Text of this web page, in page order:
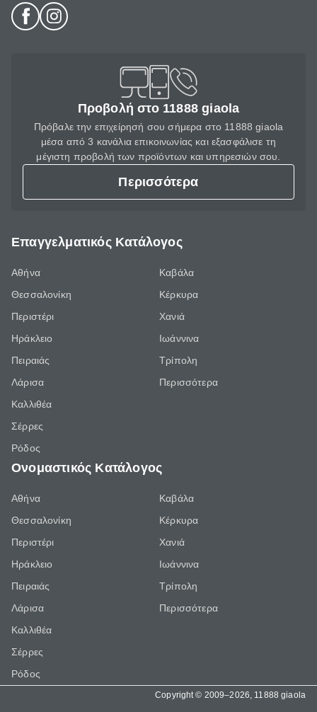
Προβολή στο 11888 giaola
Πρόβαλε την επιχείρησή σου σήμερα στο 11888 giaola
μέσα από 3 κανάλια επικοινωνίας και εξασφάλισε τη
μέγιστη προβολή των προϊόντων και υπηρεσιών σου.
Περισσότερα
Επαγγελματικός Κατάλογος
Αθήνα
Θεσσαλονίκη
Περιστέρι
Ηράκλειο
Πειραιάς
Λάρισα
Καλλιθέα
Σέρρες
Ρόδος
Καβάλα
Κέρκυρα
Χανιά
Ιωάννινα
Τρίπολη
Περισσότερα
Ονομαστικός Κατάλογος
Αθήνα
Θεσσαλονίκη
Περιστέρι
Ηράκλειο
Πειραιάς
Λάρισα
Καλλιθέα
Σέρρες
Ρόδος
Καβάλα
Κέρκυρα
Χανιά
Ιωάννινα
Τρίπολη
Περισσότερα
Copyright © 2009–2026, 11888 giaola